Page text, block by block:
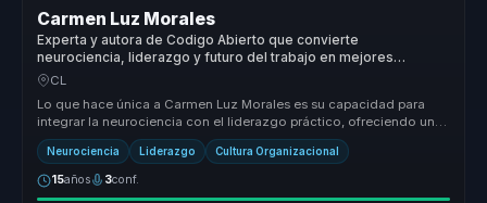
Carmen Luz Morales
Experta y autora de Codigo Abierto que convierte
neurociencia, liderazgo y futuro del trabajo en mejores
decisiones para empresas.
CL
Lo que hace única a Carmen Luz Morales es su capacidad para
integrar la neurociencia con el liderazgo práctico, ofreciendo un
enfoque tra...
Neurociencia Liderazgo Cultura Organizacional
15años 3conf.